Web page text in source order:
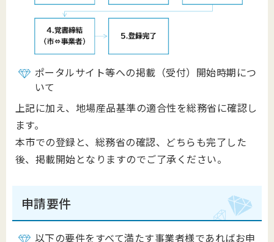
ポータルサイト等への掲載（受付）開始時期につ
いて
上記に加え、地場産品基準の適合性を総務省に確認し
ます。
本市での登録と、総務省の確認、どちらも完了した
後、掲載開始となりますのでご了承ください。
申請要件
以下の要件をすべて満たす事業者様であればお申